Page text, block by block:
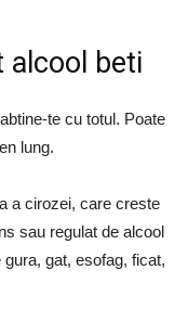
alcool beti
te cu totul. Poate
lung.
a cirozei, care creste
sau regulat de alcool
gat, esofag, ficat,